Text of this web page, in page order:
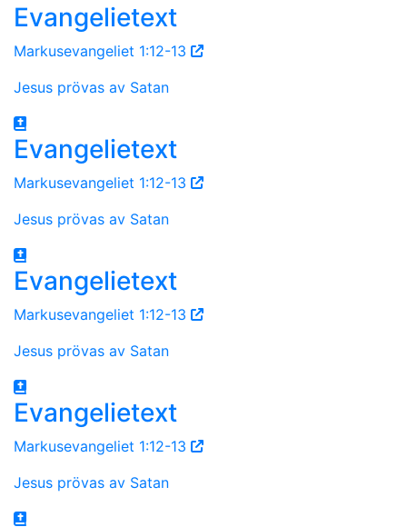
Evangelietext
Markusevangeliet 1:12-13
Jesus prövas av Satan
Evangelietext
Markusevangeliet 1:12-13
Jesus prövas av Satan
Evangelietext
Markusevangeliet 1:12-13
Jesus prövas av Satan
Evangelietext
Markusevangeliet 1:12-13
Jesus prövas av Satan